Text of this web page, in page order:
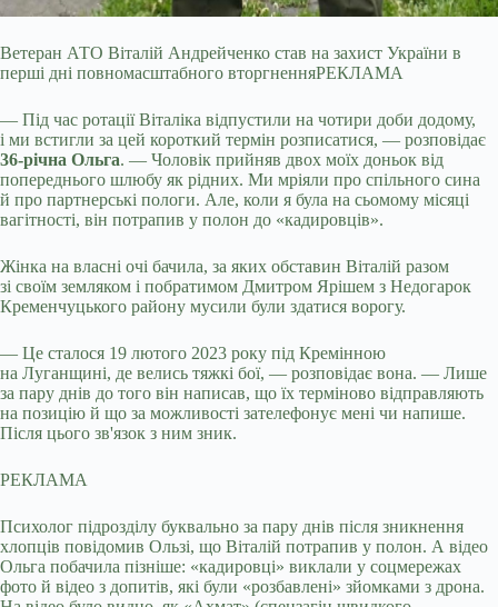
Ветеран АТО Віталій Андрейченко став на захист України в
перші дні повномасштабного вторгненняРЕКЛАМА
— Під час ротації Віталіка відпустили на чотири доби додому,
і ми встигли за цей короткий термін розписатися, — розповідає
36-річна Ольга. — Чоловік прийняв двох моїх доньок від
попереднього шлюбу як рідних. Ми мріяли про спільного сина
й про партнерські пологи. Але, коли я була на сьомому місяці
вагітності, він потрапив у полон до «кадировців».
Жінка на власні очі бачила, за яких обставин Віталій разом
зі своїм земляком і побратимом Дмитром Ярішем з Недогарок
Кременчуцького району мусили були здатися ворогу.
— Це сталося 19 лютого 2023 року під Кремінною
на Луганщині, де велись тяжкі бої, — розповідає вона. — Лише
за пару днів до того він написав, що їх терміново відправляють
на позицію й що за можливості зателефонує мені чи напише.
Після цього зв'язок з ним зник.
РЕКЛАМА
Психолог підрозділу буквально за пару днів після зникнення
хлопців повідомив Ользі, що Віталій потрапив у полон. А відео
Ольга побачила пізніше: «кадировці» виклали у соцмережах
фото й відео з допитів, які були «розбавлені» зйомками з дрона.